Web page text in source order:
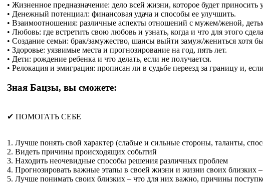
• Жизненное предназначение: дело всей жизни, которое будет
• Денежный потенциал: финансовая удача и способы ее улучшить.
• Взаимоотношения: различные аспекты отношений с мужем/женой,
• Любовь: где встретить свою любовь и узнать, когда и что для этого
• Создание семьи: брак/замужество, шансы выйти замуж/жениться хотя бы
• Здоровье: уязвимые места и прогнозирование на год, пять лет.
• Дети: рождение ребенка и что делать, если не получается.
• Релокация и эмиграция: прописан ли в судьбе переезд за границу и,
Зная Бацзы, вы сможете:
✔ ПОМОГАТЬ СЕБЕ
1. Лучше понять свой характер (слабые и сильные стороны, таланты,
2. Видеть причины происходящих событий
3. Находить неочевидные способы решения различных проблем
4. Прогнозировать важные этапы в своей жизни и жизни своих близких –
5. Лучше понимать своих близких – что для них важно, причины